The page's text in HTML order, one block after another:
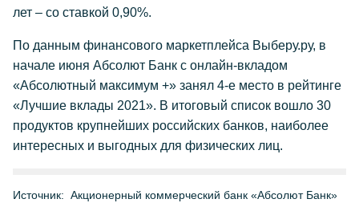
лет – со ставкой 0,90%.
По данным финансового маркетплейса Выберу.ру, в
начале июня Абсолют Банк с онлайн-вкладом
«Абсолютный максимум +» занял 4-е место в рейтинге
«Лучшие вклады 2021». В итоговый список вошло 30
продуктов крупнейших российских банков, наиболее
интересных и выгодных для физических лиц.
Источник: Акционерный коммерческий банк «Абсолют Банк»